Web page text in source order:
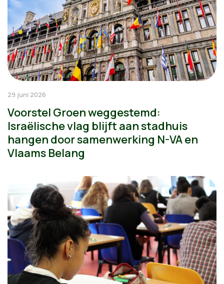
29 juni 2026
Voorstel Groen weggestemd:
Israëlische vlag blijft aan stadhuis
hangen door samenwerking N-VA en
Vlaams Belang